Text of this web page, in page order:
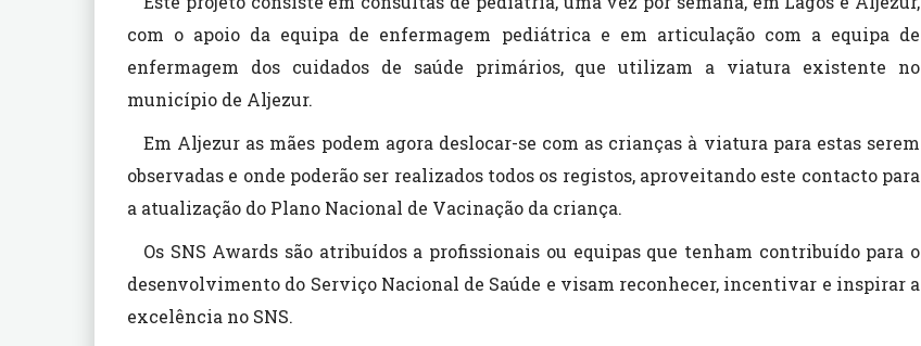
com o apoio da equipa de enfermagem pediátrica e em articulação com a equipa de
enfermagem dos cuidados de saúde primários, que utilizam a viatura existente no
município de Aljezur.
Em Aljezur as mães podem agora deslocar-se com as crianças à viatura para estas serem
observadas e onde poderão ser realizados todos os registos, aproveitando este contacto para
a atualização do Plano Nacional de Vacinação da criança.
Os SNS Awards são atribuídos a profissionais ou equipas que tenham contribuído para o
desenvolvimento do Serviço Nacional de Saúde e visam reconhecer, incentivar e inspirar a
excelência no SNS.